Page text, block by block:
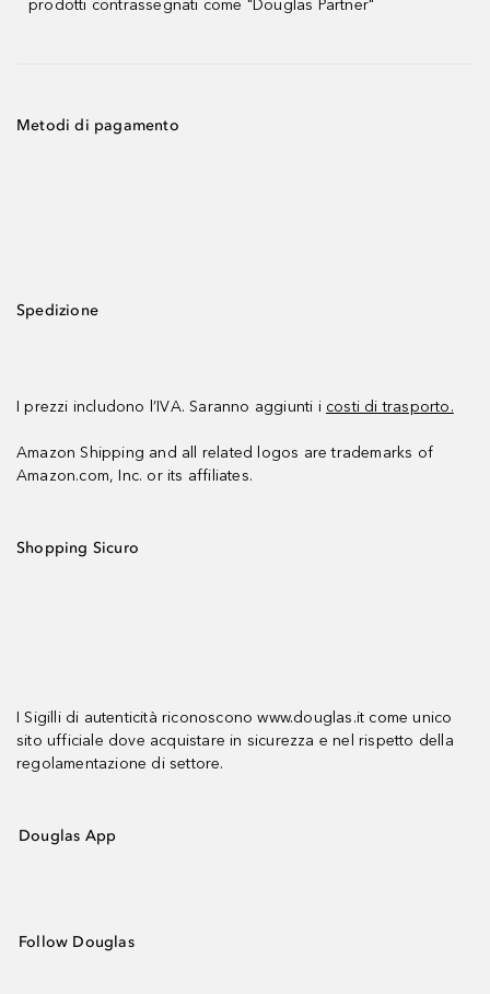
prodotti contrassegnati come "Douglas Partner"
Metodi di pagamento
Spedizione
I prezzi includono l’IVA. Saranno aggiunti i costi di trasporto.
Amazon Shipping and all related logos are trademarks of
Amazon.com, Inc. or its affiliates.
Shopping Sicuro
I Sigilli di autenticità riconoscono www.douglas.it come unico
sito ufficiale dove acquistare in sicurezza e nel rispetto della
regolamentazione di settore.
Douglas App
Follow Douglas